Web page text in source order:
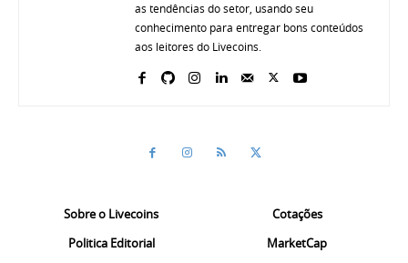
as tendências do setor, usando seu
conhecimento para entregar bons conteúdos
aos leitores do Livecoins.
Sobre o Livecoins
Politica Editorial
Cotações
MarketCap